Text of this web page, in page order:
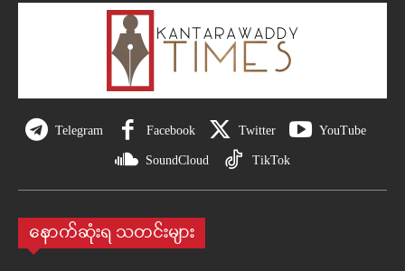
Telegram Facebook Twitter YouTube
SoundCloud TikTok
နောက်ဆုံးရ သတင်းများ